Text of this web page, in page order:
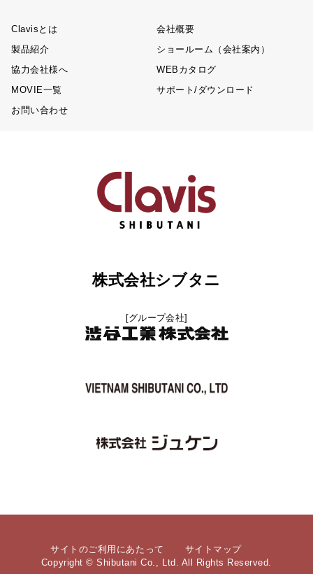
Clavisとは
会社概要
製品紹介
ショールーム（会社案内）
協力会社様へ
WEBカタログ
MOVIE一覧
サポート/ダウンロード
お問い合わせ
株式会社シブタニ
[グループ会社]
サイトのご利用にあたって サイトマップ